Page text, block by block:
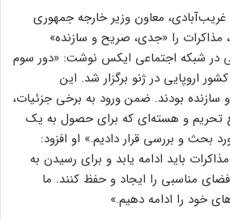
معاون وزیر خارجه جمهوری
مذاکرات را «جدی، صریح و سازنده»
در شبکه اجتماعی ایکس نوشت: «دور سوم
اروپایی در ژنو برگزار شد. این
بودند. ضمن ورود به برخی جزئیات،
تحریم و هسته‌ای که برای حصول به یک
بحث و بررسی قرار دادیم.» او افزود:
باید ادامه یابد و برای رسیدن به
مناسبی را ایجاد و حفظ کنند. ما
خود را ادامه دهیم.»